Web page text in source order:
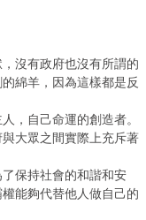
沒有政府也沒有所謂的
綿羊，因為這樣都是反
，自己命運的創造者。
大眾之間實際上充斥著
保持社會的和諧和安
能夠代替他人做自己的